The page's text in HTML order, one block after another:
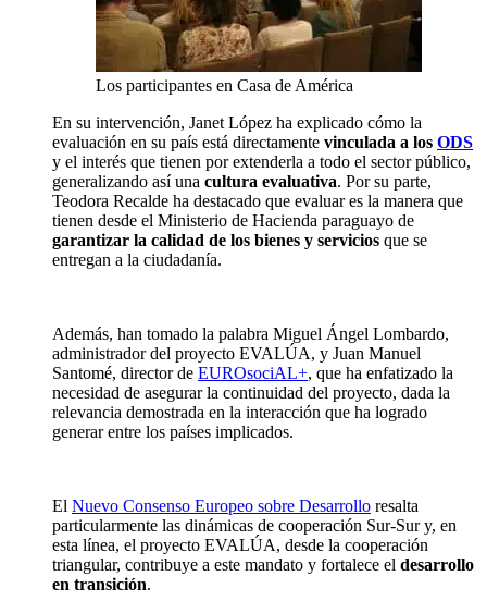
Los participantes en Casa de América
En su intervención, Janet López ha explicado cómo la
evaluación en su país está directamente vinculada a los ODS
y el interés que tienen por extenderla a todo el sector público,
generalizando así una cultura evaluativa. Por su parte,
Teodora Recalde ha destacado que evaluar es la manera que
tienen desde el Ministerio de Hacienda paraguayo de
garantizar la calidad de los bienes y servicios que se
entregan a la ciudadanía.
Además, han tomado la palabra Miguel Ángel Lombardo,
administrador del proyecto EVALÚA, y Juan Manuel
Santomé, director de EUROsociAL+, que ha enfatizado la
necesidad de asegurar la continuidad del proyecto, dada la
relevancia demostrada en la interacción que ha logrado
generar entre los países implicados.
El Nuevo Consenso Europeo sobre Desarrollo resalta
particularmente las dinámicas de cooperación Sur-Sur y, en
esta línea, el proyecto EVALÚA, desde la cooperación
triangular, contribuye a este mandato y fortalece el desarrollo
en transición.